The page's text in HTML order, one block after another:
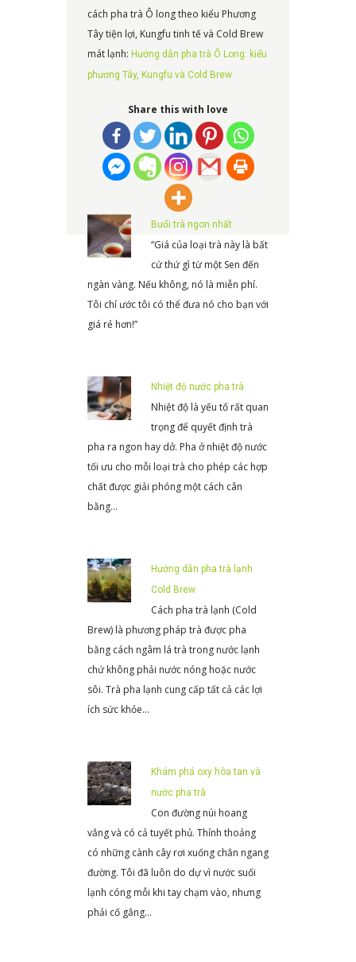
cách pha trà Ô long theo kiểu Phương
Tây tiện lợi, Kungfu tinh tế và Cold Brew
mát lạnh: Hướng dẫn pha trà Ô Long: kiểu
phương Tây, Kungfu và Cold Brew
Share this with love
Buổi trà ngon nhất
“Giá của loại trà này là bất
cứ thứ gì từ một Sen đến
ngàn vàng. Nếu không, nó là miễn phí.
Tôi chỉ ước tôi có thể đưa nó cho bạn với
giá rẻ hơn!”
Nhiệt độ nước pha trà
Nhiệt độ là yếu tố rất quan
trọng để quyết định trà
pha ra ngon hay dở. Pha ở nhiệt độ nước
tối ưu cho mỗi loại trà cho phép các hợp
chất được giải phóng một cách cân
bằng…
Hướng dẫn pha trà lạnh
Cold Brew
Cách pha trà lạnh (Cold
Brew) là phương pháp trà được pha
bằng cách ngâm lá trà trong nước lạnh
chứ không phải nước nóng hoặc nước
sôi. Trà pha lạnh cung cấp tất cả các lợi
ích sức khỏe…
Khám phá oxy hòa tan và
nước pha trà
Con đường núi hoang
vắng và có cả tuyết phủ. Thỉnh thoảng
có những cành cây rơi xuống chắn ngang
đường. Tôi đã luôn do dự vì nước suối
lạnh cóng mỗi khi tay chạm vào, nhưng
phải cố gắng…